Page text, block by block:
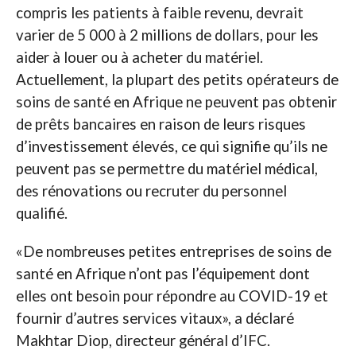
compris les patients à faible revenu, devrait
varier de 5 000 à 2 millions de dollars, pour les
aider à louer ou à acheter du matériel.
Actuellement, la plupart des petits opérateurs de
soins de santé en Afrique ne peuvent pas obtenir
de prêts bancaires en raison de leurs risques
d’investissement élevés, ce qui signifie qu’ils ne
peuvent pas se permettre du matériel médical,
des rénovations ou recruter du personnel
qualifié.
«De nombreuses petites entreprises de soins de
santé en Afrique n’ont pas l’équipement dont
elles ont besoin pour répondre au COVID-19 et
fournir d’autres services vitaux», a déclaré
Makhtar Diop, directeur général d’IFC.